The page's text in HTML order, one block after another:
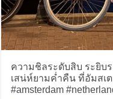
ความชิลระดับสิบ ระยิบ
เสน่ห์ยามค่ำคืน ที่อัมสเต
#amsterdam